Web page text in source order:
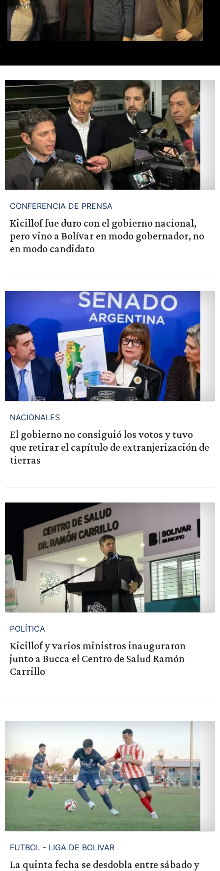
CONFERENCIA DE PRENSA
Kicillof fue duro con el gobierno nacional,
pero vino a Bolívar en modo gobernador, no
en modo candidato
NACIONALES
El gobierno no consiguió los votos y tuvo
que retirar el capítulo de extranjerización de
tierras
POLÍTICA
Kicillof y varios ministros inauguraron
junto a Bucca el Centro de Salud Ramón
Carrillo
FUTBOL - LIGA DE BOLIVAR
La quinta fecha se desdobla entre sábado y